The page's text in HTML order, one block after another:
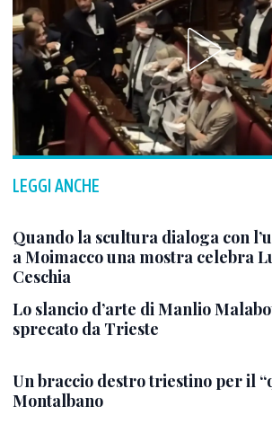
LEGGI ANCHE
Quando la scultura dialoga con
a Moimacco una mostra celebra
Ceschia
Lo slancio d’arte di Manlio
sprecato da Trieste
Un braccio destro triestino per il
Montalbano